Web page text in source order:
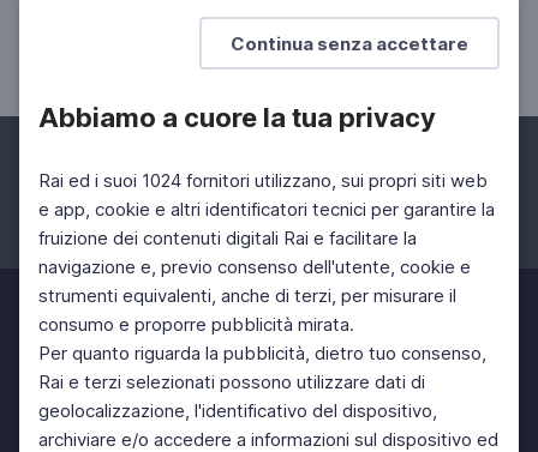
Continua senza accettare
Abbiamo a cuore la tua privacy
Rai ed i suoi 1024 fornitori utilizzano, sui propri siti web
e app, cookie e altri identificatori tecnici per garantire la
fruizione dei contenuti digitali Rai e facilitare la
navigazione e, previo consenso dell'utente, cookie e
strumenti equivalenti, anche di terzi, per misurare il
consumo e proporre pubblicità mirata.
Per quanto riguarda la pubblicità, dietro tuo consenso,
Rai e terzi selezionati possono utilizzare dati di
geolocalizzazione, l'identificativo del dispositivo,
archiviare e/o accedere a informazioni sul dispositivo ed
Tommaso Avati, Il silenzio del mondo
Essere diversi in una famiglia
Facebook Instagram Twitter